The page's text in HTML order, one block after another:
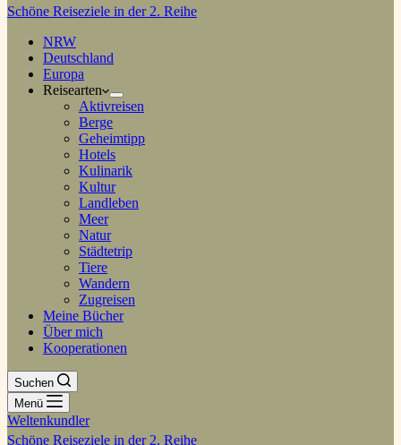
Schöne Reiseziele in der 2. Reihe
NRW
Deutschland
Europa
Reisearten
Aktivreisen
Berge
Geheimtipp
Hotels
Kulinarik
Kultur
Landleben
Meer
Natur
Städtetrip
Tiere
Wandern
Zugreisen
Meine Bücher
Über mich
Kooperationen
Suchen
Menü
Weltenkundler
Schöne Reiseziele in der 2. Reihe